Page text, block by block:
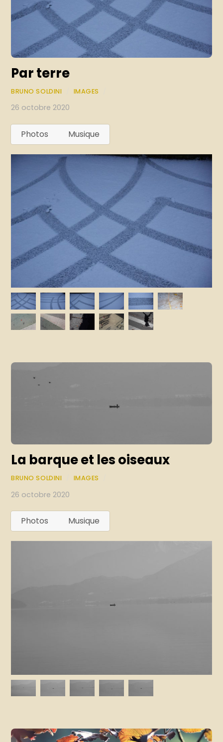
Par terre
BRUNO SOLDINI IMAGES
26 octobre 2020
Photos Musique
La barque et les oiseaux
BRUNO SOLDINI IMAGES
26 octobre 2020
Photos Musique